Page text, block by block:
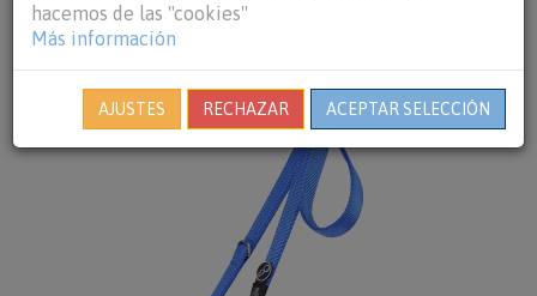
hacemos de las "cookies"
Más información
AJUSTES RECHAZAR ACEPTAR SELECCIÓN